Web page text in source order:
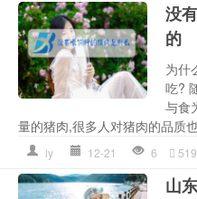
没
的
为什
吃?
与食
量的猪肉,很多人对猪肉的品质
ly 12-21 6 519
山